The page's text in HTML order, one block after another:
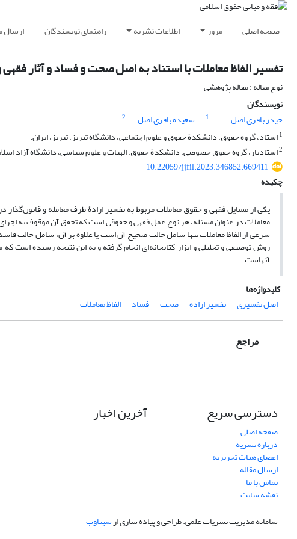
صفحه اصلی مرور اطلاعات نشریه راهنمای نویسندگان ارسال
تفسیر الفاظ معاملات با استناد به اصل صحت و فساد و آثار
نوع مقاله : مقاله پژوهشی
نویسندگان
حیدر باقری اصل
1 سعیده باقری اصل
2
1استاد، گروه حقوق، دانشکدۀ حقوق و علوم اجتماعی، دانشگاه تبریز، تبریز، ایران.
2استادیار، گروه حقوق خصوصی، دانشکدۀ حقوق، الهیات و علوم سیاسی، دانشگاه آزاد
10.22059/jjfil.2023.346852.669411
چکیده
یکی از مسایل فقهی و حقوق معاملات مربوط به تفسیر ارادۀ طرف معامله و
معاملات در عنوان مسئله، هر نوع عمل فقهی و حقوقی است که تحقق آن موقوف به
شرعی از الفاظ معاملات تنها شامل حالت صحیح آن است یا علاوه بر آن، شامل حالت
روش توصیفی و تحلیلی و ابزار کتابخانه‌ای انجام گرفته و به این نتیجه رسیده
آنهاست.
کلیدواژه‌ها
اصل تفسیری
تفسیر اراده صحت فساد الفاظ معاملات
مراجع
دسترسی سریع
صفحه اصلی
درباره نشریه
اعضای هیات تحریریه
ارسال مقاله
تماس با ما
نقشه سایت
آخرین اخبار
سامانه مدیریت نشریات علمی.طراحی و پیاده سازی ازسیناوب